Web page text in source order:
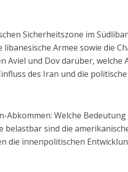
Sicherheitszone im
Armee sowie die
Aviel und Dov darüber, welche
des Iran und die
Abkommen: Welche
sind die
die innenpolitischen